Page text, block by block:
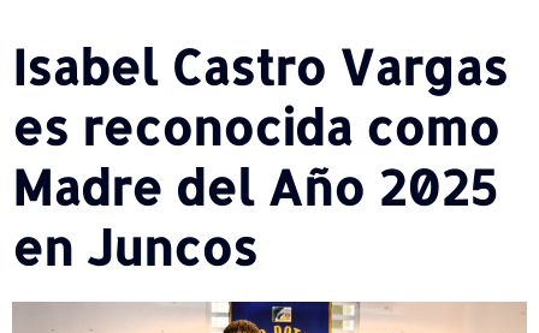
Isabel Castro Vargas
es reconocida como
Madre del Año 2025
en Juncos